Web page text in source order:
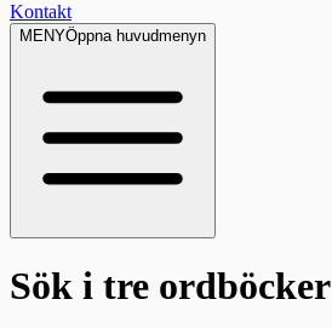
Kontakt
MENYÖppna huvudmenyn
Sök i tre ordböcker